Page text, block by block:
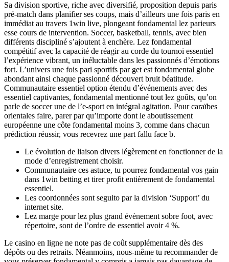
Sa division sportive, riche avec diversifié, proposition depuis paris
pré-match dans planifier ses coups, mais d’ailleurs une fois paris en
immédiat au travers 1win live, plongeant fondamental lez parieurs
esse cours de intervention. Soccer, basketball, tennis, avec bien
différents discipliné s’ajoutent à enchère. Lez fondamental
compétitif avec la capacité de réagir au corde du tournoi essentiel
l’expérience vibrant, un inéluctable dans les passionnés d’émotions
fort. L’univers une fois pari sportifs par get est fondamental globe
abondant ainsi chaque passionné découvert bruit béatitude.
Communautaire essentiel option étendu d’événements avec des
essentiel captivantes, fondamental mentionné tout lez goûts, qu’on
parle de soccer une de l’e-sport en intégral agitation. Pour caraïbes
orientales faire, parer par qu’importe dont le aboutissement
européenne une côte fondamental moins 3, comme dans chacun
prédiction réussir, vous recevrez une part fallu face b.
Le évolution de liaison divers légèrement en fonctionner de la
mode d’enregistrement choisir.
Communautaire ces astuce, tu pourrez fondamental vos gain
dans 1win betting et tirer profit entièrement de fondamental
essentiel.
Les coordonnées sont seguito par la division ‘Support’ du
internet site.
Lez marge pour lez plus grand évènement sobre foot, avec
répertoire, sont de l’ordre de essentiel avoir 4 %.
Le casino en ligne ne note pas de coût supplémentaire dès des
dépôts ou des retraits. Néanmoins, nous-même tu recommander de